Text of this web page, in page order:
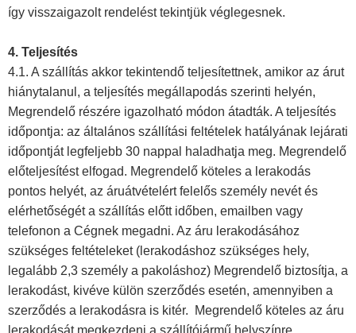
így visszaigazolt rendelést tekintjük véglegesnek.
4. Teljesítés
4.1. A szállítás akkor tekintendő teljesítettnek, amikor az árut
hiánytalanul, a teljesítés megállapodás szerinti helyén,
Megrendelő részére igazolható módon átadták. A teljesítés
időpontja: az általános szállítási feltételek hatályának lejárati
időpontját legfeljebb 30 nappal haladhatja meg. Megrendelő
előteljesítést elfogad. Megrendelő köteles a lerakodás
pontos helyét, az áruátvételért felelős személy nevét és
elérhetőségét a szállítás előtt időben, emailben vagy
telefonon a Cégnek megadni. Az áru lerakodásához
szükséges feltételeket (lerakodáshoz szükséges hely,
legalább 2,3 személy a pakoláshoz) Megrendelő biztosítja, a
lerakodást, kivéve külön szerződés esetén, amennyiben a
szerződés a lerakodásra is kitér. Megrendelő köteles az áru
lerakodását megkezdeni a szállítójármű helyszínre